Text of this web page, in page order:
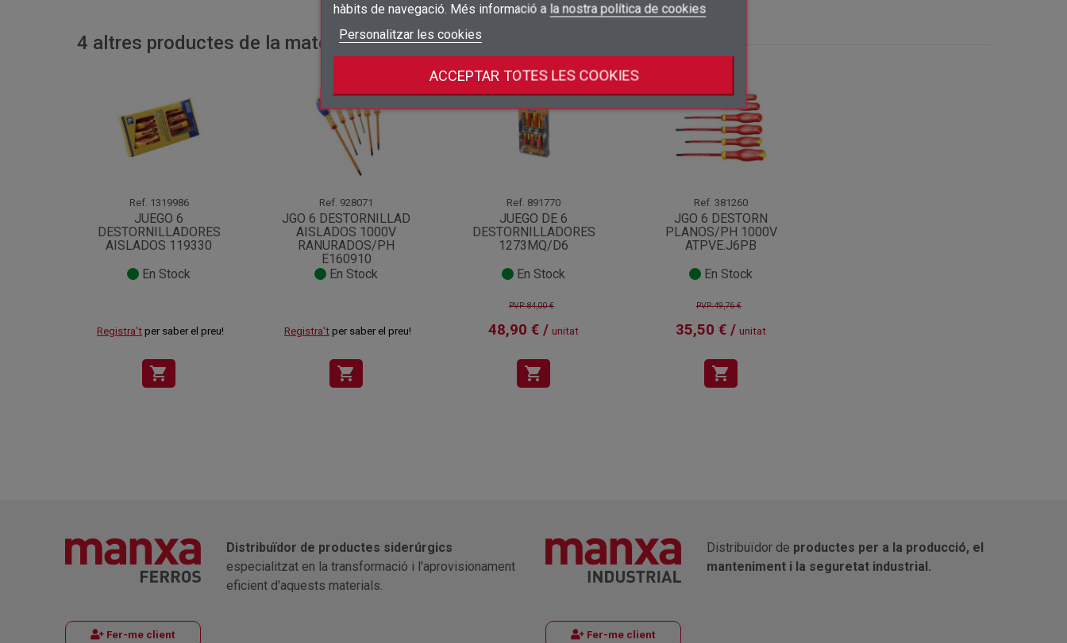
add_circle_outline
Crear una llista de desitjos
hàbits de navegació. Més informació a la nostra política de cookies
Personalitzar les cookies
ACCEPTAR TOTES LES COOKIES
4 altres productes de la mateixa categoria:
Ref. 1319986
JUEGO 6
DESTORNILLADORES
AISLADOS 119330
En Stock
Registra't per saber el preu!
shopping_cart
Ref. 928071
JGO 6 DESTORNILLAD
AISLADOS 1000V
RANURADOS/PH
E160910
En Stock
Registra't per saber el preu!
shopping_cart
Oferta!
Ref. 891770
JUEGO DE 6
DESTORNILLADORES
1273MQ/D6
En Stock
PVP:84,00 €
48,90 € / unitat
shopping_cart
Oferta!
Ref. 381260
JGO 6 DESTORN
PLANOS/PH 1000V
ATPVE.J6PB
En Stock
PVP:49,76 €
35,50 € / unitat
shopping_cart
Fer-me client
Distribuïdor de productes siderúrgics
especialitzat en la transformació i l'aprovisionament
eficient d'aquests materials.
Fer-me client
Distribuïdor de productes per a la producció, el
manteniment i la seguretat industrial.